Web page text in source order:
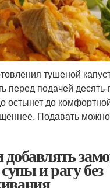
тушеной
перед подачей
остынет до
Подавать
и рагу без